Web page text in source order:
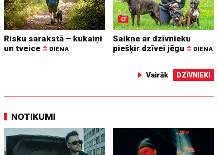
Risku sarakstā – kukaiņi
un tveice © DIENA
Saikne ar dzīvnieku
piešķir dzīvei jēgu © DIENA
Vairāk DZĪVNIEKI
NOTIKUMI